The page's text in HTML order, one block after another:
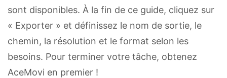
sont disponibles. À la fin de ce guide, cliquez sur
« Exporter » et définissez le nom de sortie, le
chemin, la résolution et le format selon les
besoins. Pour terminer votre tâche, obtenez
AceMovi en premier !